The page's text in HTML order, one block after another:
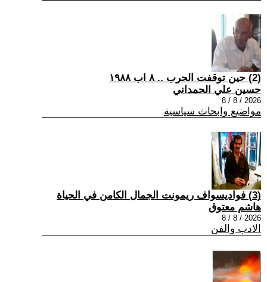
(2) حين توقفت الحرب .. ٨ اب ١٩٨٨
حسين علي الحمداني
2026 / 8 / 8
مواضيع وابحاث سياسية
(3) فواديسواف ريمونت الجمال الكامن في الحياة
هاشم معتوق
2026 / 8 / 8
الادب والفن